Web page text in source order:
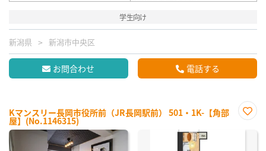
学生向け
新潟県 新潟市中央区
お問合わせ 電話する
Kマンスリー長岡市役所前（JR長岡駅前） 501・1K-【角部
屋】(No.1146315)
に入